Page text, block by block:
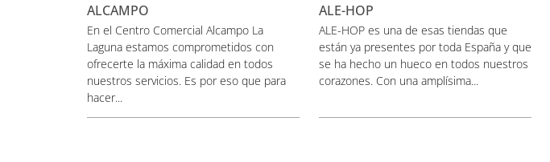
ALCAMPO
En el Centro Comercial Alcampo La
Laguna estamos comprometidos con
ofrecerte la máxima calidad en todos
nuestros servicios. Es por eso que para
hacer...
ALE-HOP
ALE-HOP es una de esas tiendas que
están ya presentes por toda España y que
se ha hecho un hueco en todos nuestros
corazones. Con una amplísima...